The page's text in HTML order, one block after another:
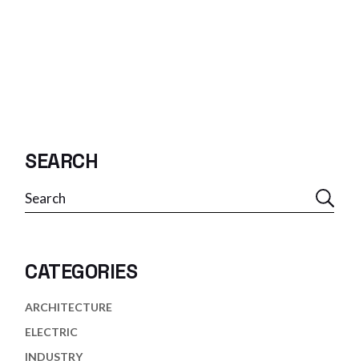
SEARCH
Search
CATEGORIES
ARCHITECTURE
ELECTRIC
INDUSTRY